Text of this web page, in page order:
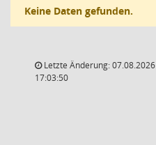
Keine Daten gefunden.
Letzte Änderung: 07.08.2026
17:03:50